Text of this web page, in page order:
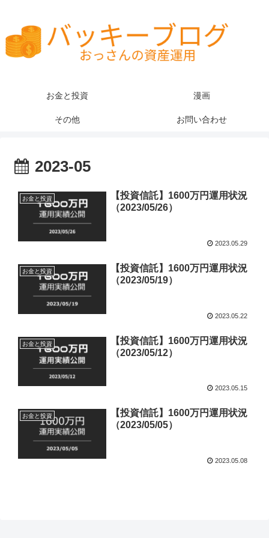
お金と投資 漫画
その他 お問い合わせ
2023-05
お金と投資
【投資信託】1600万円運用状況
（2023/05/26）
2023.05.29
お金と投資
【投資信託】1600万円運用状況
（2023/05/19）
2023.05.22
お金と投資
【投資信託】1600万円運用状況
（2023/05/12）
2023.05.15
お金と投資
【投資信託】1600万円運用状況
（2023/05/05）
2023.05.08